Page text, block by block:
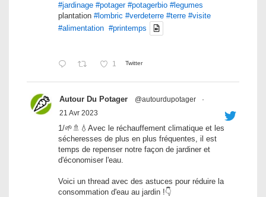
#jardinage #potager #potagerbio #legumes
plantation #lombric #verdeterre #terre #visite
#alimentation #printemps
1 Twitter
Autour Du Potager @autourdupotager
·
21 Avr 2023
1/🌱🚿💧Avec le réchauffement climatique et les
sécheresses de plus en plus fréquentes, il est
temps de repenser notre façon de jardiner et
d'économiser l'eau.
Voici un thread avec des astuces pour réduire la
consommation d'eau au jardin !👇